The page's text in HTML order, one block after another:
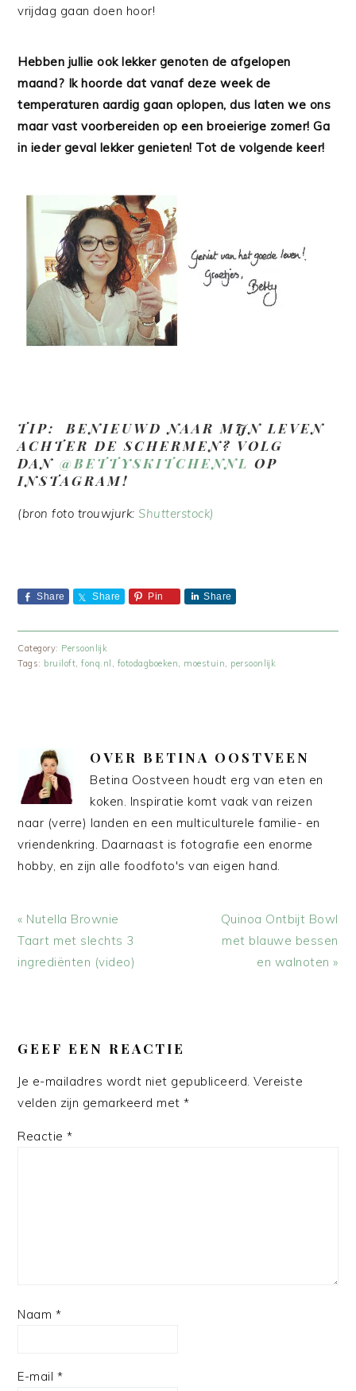
vrijdag gaan doen hoor!
Hebben jullie ook lekker genoten de afgelopen
maand? Ik hoorde dat vanaf deze week de
temperaturen aardig gaan oplopen, dus laten we ons
maar vast voorbereiden op een broeierige zomer! Ga
in ieder geval lekker genieten! Tot de volgende keer!
TIP: BENIEUWD NAAR MIJN LEVEN
ACHTER DE SCHERMEN? VOLG
DAN@BETTYSKITCHENNL OP
INSTAGRAM!
(bron foto trouwjurk:Shutterstock)
Share Share Pin Share
Category: Persoonlijk
Tags: bruiloft ,fonq.nl fotodagboeken moestuin persoonlijk
OVER BETINA OOSTVEEN
Betina Oostveen houdt erg van eten en
koken. Inspiratie komt vaak van reizen
naar (verre) landen en een multiculturele familie- en
vriendenkring. Daarnaast is fotografie een enorme
hobby, en zijn alle foodfoto's van eigen hand.
Vorig
bericht:
« Nutella Brownie
Taart met slechts 3
ingrediënten (video)
Volgend
bericht:
Quinoa Ontbijt Bowl
met blauwe bessen
en walnoten »
INTERACTIES
GEEF EEN REACTIE
Je e-mailadres wordt niet gepubliceerd. Vereiste
velden zijn gemarkeerd met*
Reactie*
Naam *
E-mail *